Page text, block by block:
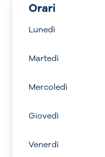
Orari
Lunedì
Martedì
Mercoledì
Giovedì
Venerdì